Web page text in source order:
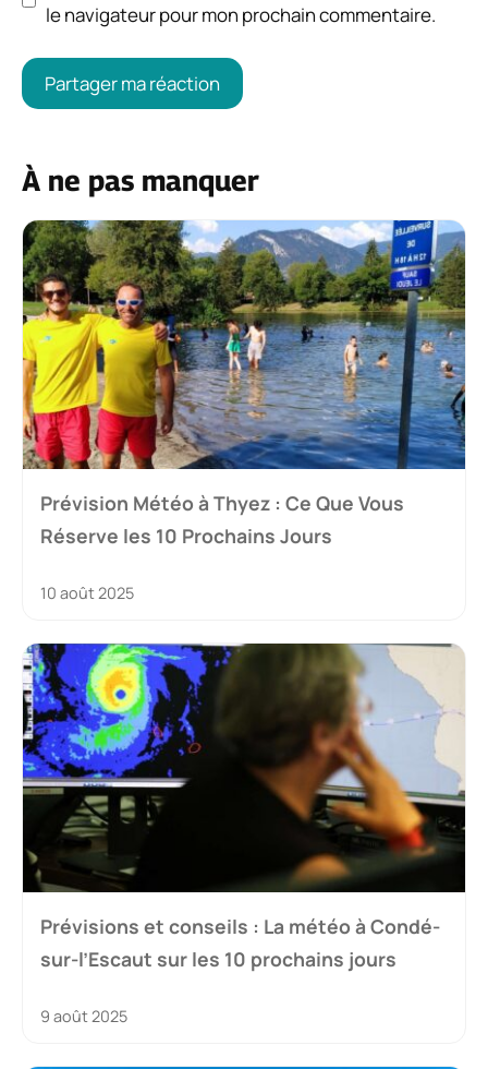
le navigateur pour mon prochain commentaire.
À ne pas manquer
Prévision Météo à Thyez : Ce Que Vous
Réserve les 10 Prochains Jours
10 août 2025
Prévisions et conseils : La météo à Condé-
sur-l’Escaut sur les 10 prochains jours
9 août 2025